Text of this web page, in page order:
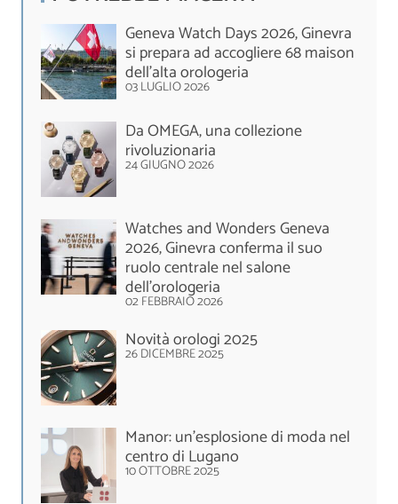
Geneva Watch Days 2026, Ginevra
si prepara ad accogliere 68 maison
dell'alta orologeria
03 LUGLIO 2026
Da OMEGA, una collezione
rivoluzionaria
24 GIUGNO 2026
Watches and Wonders Geneva
2026, Ginevra conferma il suo
ruolo centrale nel salone
dell’orologeria
02 FEBBRAIO 2026
Novità orologi 2025
26 DICEMBRE 2025
Manor: un’esplosione di moda nel
centro di Lugano
10 OTTOBRE 2025